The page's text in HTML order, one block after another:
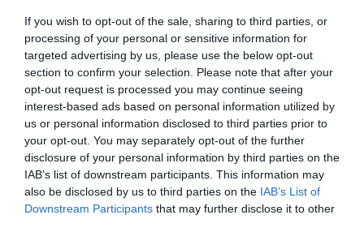
If you wish to opt-out of the sale, sharing to third parties, or
processing of your personal or sensitive information for
targeted advertising by us, please use the below opt-out
section to confirm your selection. Please note that after your
opt-out request is processed you may continue seeing
interest-based ads based on personal information utilized by
us or personal information disclosed to third parties prior to
your opt-out. You may separately opt-out of the further
disclosure of your personal information by third parties on the
IAB’s list of downstream participants. This information may
also be disclosed by us to third parties on the IAB’s List of
Downstream Participants that may further disclose it to other
08.08.2026 | 20:40
Εύβοια: Τέλος στις παράνομες
χωματερές – Έρχονται πρόστιμα
χωρίς εξαιρέσεις
08.08.2026 | 20:20
Εύβοια: Η μαύρη επέτειος της
καταστροφικής πυρκαγιάς – Το
χρονικό της τραγωδίας
08.08.2026 | 20:00